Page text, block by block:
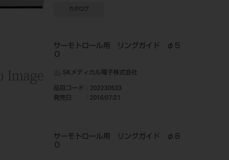
カタログ
サーモトロール用 リングガイド φ５
０
SKメディカル電子株式会社
品目コード ：202230533
発売日
：2016/07/21
サーモトロール用 リングガイド φ８
０